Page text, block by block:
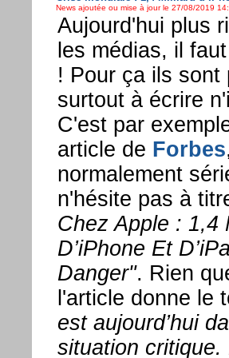
News ajoutée ou mise à jour le 27/08/2019
Aujourd'hui plus
les médias, il
! Pour ça ils sont
surtout à écrire
C'est par
article de Forbes
normalement
n'hésite pas à
Chez Apple : 1,4
D’iPhone Et
Danger". Rien
l'article donne le
est aujourd’hui
situation critique.